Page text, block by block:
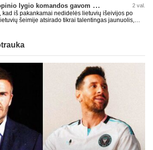
A. Tapinas: „Iš europinio lygio komandos gavom gerų pamokų“ 2 val.
kad iš pakankamai nedidelės lietuvių išeivijos po
šeimije atsirado tikrai talentingas jaunuolis,
neblogai atrodantis, greitai priimantis
ir dar turintis neblogą greitį. O Lietuvoje
gal kartą per dešimtmetį ar du. Bet iš 1-2
rimtos rinktinės nesulipdysi...